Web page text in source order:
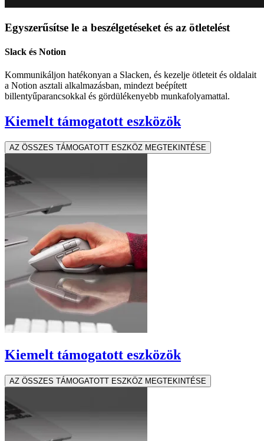
Egyszerűsítse le a beszélgetéseket és az ötletelést
Slack és Notion
Kommunikáljon hatékonyan a Slacken, és kezelje ötleteit és oldalait
a Notion asztali alkalmazásban, mindezt beépített
billentyűparancsokkal és gördülékenyebb munkafolyamattal.
Kiemelt támogatott eszközök
AZ ÖSSZES TÁMOGATOTT ESZKÖZ MEGTEKINTÉSE
Kiemelt támogatott eszközök
AZ ÖSSZES TÁMOGATOTT ESZKÖZ MEGTEKINTÉSE